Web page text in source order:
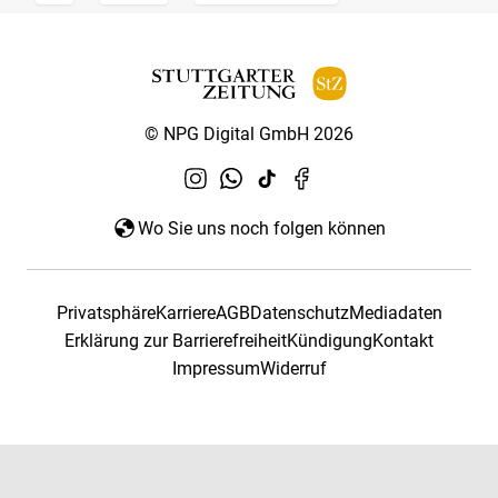
© NPG Digital GmbH 2026
Wo Sie uns noch folgen können
PrivatsphäreKarriereAGBDatenschutzMediadaten
Erklärung zur BarrierefreiheitKündigungKontakt
ImpressumWiderruf